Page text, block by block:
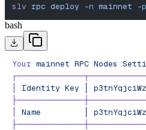
slv rpc deploy -n mainnet -p
bash
Your mainnet RPC Nodes
Identity Key
Name